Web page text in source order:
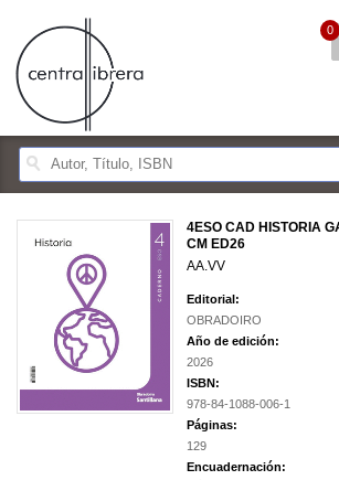
0
4ESO CAD HISTORIA
CM ED26
AA.VV
Editorial:
OBRADOIRO
Año de edición:
2026
ISBN:
978-84-1088-006-1
Páginas:
129
Encuadernación: